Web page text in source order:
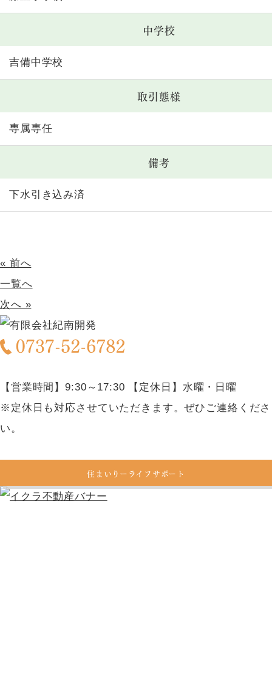
中学校
吉備中学校
取引態様
専属専任
備考
下水引き込み済
« 前へ
一覧へ
次へ »
【営業時間】9:30～17:30 【定休日】水曜・日曜
※定休日も対応させていただきます。ぜひご連絡くださ
い。
住まいりーライフサポート